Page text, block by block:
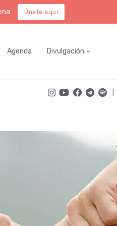
Únete aquí
Agenda Divulgación